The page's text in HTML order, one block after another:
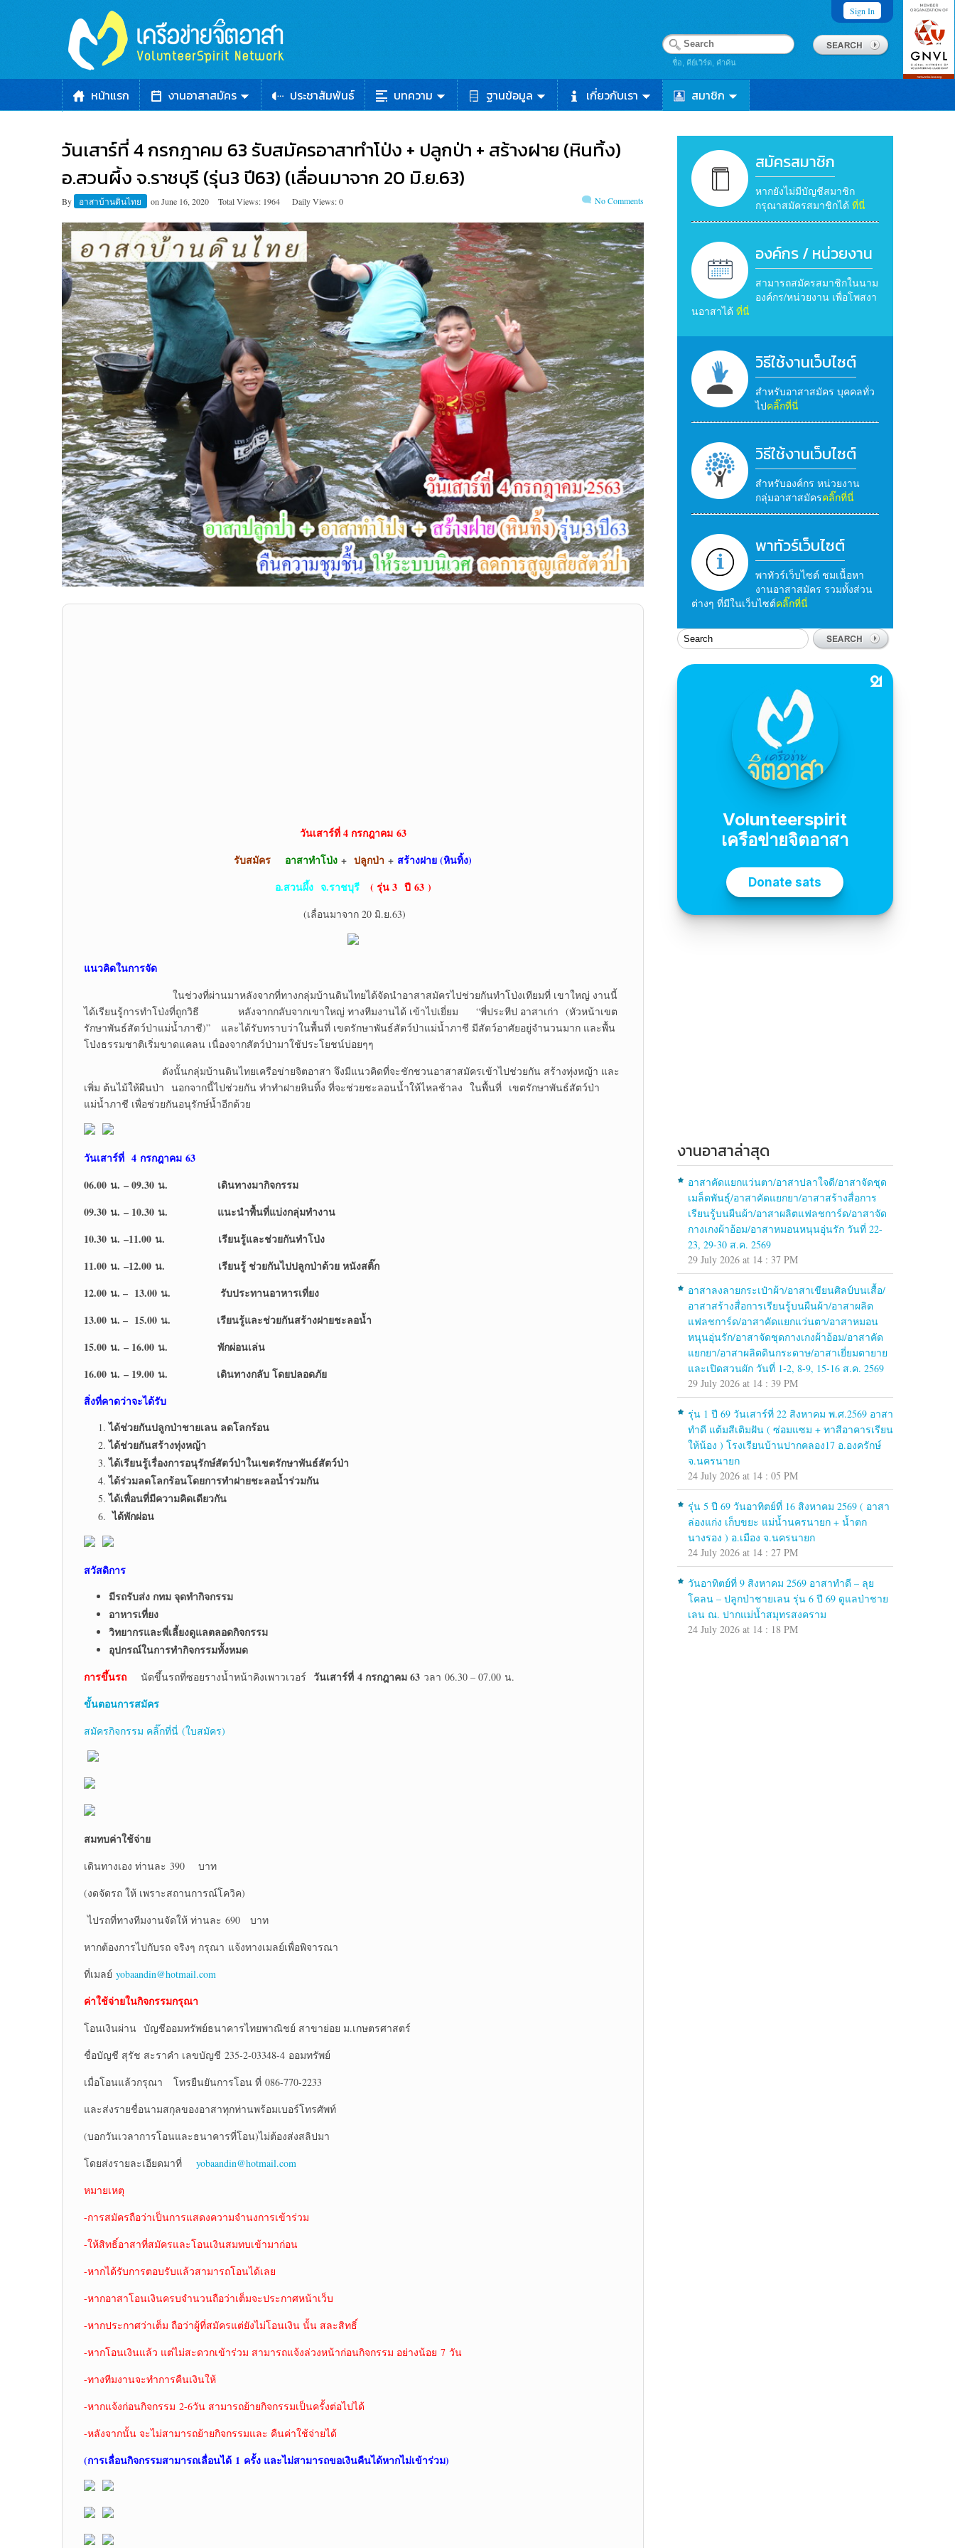
Sign In
ชื่อ, คีย์เวิร์ด, คำค้น
หน้าแรก งานอาสาสมัคร ประชาสัมพันธ์ บทความ ฐานข้อมูล เกี่ยวกับเรา สมาชิก
วันเสาร์ที่ 4 กรกฎาคม 63 รับสมัครอาสาทำโป่ง + ปลูกป่า + สร้างฝาย (หินทิ้ง)
อ.สวนผึ้ง จ.ราชบุรี (รุ่น3 ปี63) (เลื่อนมาจาก 20 มิ.ย.63)
By อาสาบ้านดินไทย on June 16, 2020 Total Views: 1964 Daily Views: 0 No Comments
วันเสาร์ที่ 4 กรกฎาคม63
รับสมัคร
อาสาทำโป่ง + ปลูกป่า + สร้างฝาย (หินทิ้ง)
อ.สวนผึ้งจ.ราชบุรี ( รุ่น 3 ปี 63 )
(เลื่อนมาจาก 20 มิ.ย.63)
แนวคิดในการจัด
ในช่วงที่ผ่านมาหลังจากที่ทางกลุ่มบ้านดินไทยได้จัดนำอาสาสมัครไปช่วยกันทำโป่งเทียมที่ เขาใหญ่ งานนี้
ได้เรียนรู้การทำโป่งที่ถูกวิธี หลังจากกลับจากเขาใหญ่ ทางทีมงานได้ เข้าไปเยี่ยม “พี่ประทีป อาสาเก่า (หัวหน้าเขต
รักษาพันธ์สัตว์ป่าแม่น้ำภาชี)” และได้รับทราบว่าในพื้นที่ เขตรักษาพันธ์สัตว์ป่าแม่น้ำภาชี มีสัตว์อาศัยอยู่จำนวนมาก และพื้น
โป่งธรรมชาติเริ่มขาดแคลน เนื่องจากสัตว์ป่ามาใช้ประโยชน์บ่อยๆๆ
ดังนั้นกลุ่มบ้านดินไทยเครือข่ายจิตอาสา จึงมีแนวคิดที่จะชักชวนอาสาสมัครเข้าไปช่วยกัน สร้างทุ่งหญ้า และ
เพิ่ม ต้นไม้ให้ผืนป่า นอกจากนี้ไปช่วยกัน ทำทำฝายหินทิ้ง ที่จะช่วยชะลอนน้ำให้ไหลช้าลง ในพื้นที่ เขตรักษาพันธ์สัตว์ป่า
แม่น้ำภาชี เพื่อช่วยกันอนุรักษ์น้ำอีกด้วย
วันเสาร์ที่ 4 กรกฎาคม 63
06.00 น. – 09.30 น. เดินทางมากิจกรรม
09.30 น. – 10.30 น. แนะนำพื้นที่แบ่งกลุ่มทำงาน
10.30 น. –11.00 น. เรียนรู้และช่วยกันทำโป่ง
11.00 น. –12.00 น. เรียนรู้ ช่วยกันไปปลูกป่าด้วย หนังสติ๊ก
12.00 น. – 13.00 น. รับประทานอาหารเที่ยง
13.00 น. – 15.00 น. เรียนรู้และช่วยกันสร้างฝายชะลอน้ำ
15.00 น. – 16.00 น. พักผ่อนเล่น
16.00 น. – 19.00 น. เดินทางกลับ โดยปลอดภัย
สิ่งที่คาดว่าจะได้รับ
ได้ช่วยกันปลูกป่าชายเลน ลดโลกร้อน
ได้ช่วยกันสร้างทุ่งหญ้า
ได้เรียนรู้เรื่องการอนุรักษ์สัตว์ป่าในเขตรักษาพันธ์สัตว์ป่า
ได้ร่วมลดโลกร้อนโดยการทำฝายชะลอน้ำร่วมกัน
ได้เพื่อนที่มีความคิดเดียวกัน
ได้พักผ่อน
สวัสดิการ
มีรถรับส่ง กทม จุดทำกิจกรรม
อาหารเที่ยง
วิทยากรและพี่เลี้ยงดูแลตลอดกิจกรรม
อุปกรณ์ในการทำกิจกรรมทั้งหมด
การขึ้นรถ
นัดขึ้นรถที่ซอยรางน้ำหน้าคิงเพาวเวอร์ วันเสาร์ที่ 4 กรกฎาคม 63 วลา 06.30 – 07.00 น.
ขั้นตอนการสมัคร
สมัครกิจกรรม คลิ๊กที่นี่ (ใบสมัคร)
สมทบค่าใช้จ่าย
เดินทางเอง ท่านละ 390 บาท
(งดจัดรถ ให้ เพราะสถานการณ์โควิค)
ไปรถที่ทางทีมงานจัดให้ ท่านละ 690 บาท
หากต้องการไปกับรถ จริงๆ กรุณา แจ้งทางเมลย์เพื่อพิจารณา
ที่เมลย์ yobaandin@hotmail.com
ค่าใช้จ่ายในกิจกรรมกรุณา
โอนเงินผ่าน บัญชีออมทรัพย์ธนาคารไทยพาณิชย์ สาขาย่อย ม.เกษตรศาสตร์
ชื่อบัญชี สุรัช สะราคำ เลขบัญชี 235-2-03348-4 ออมทรัพย์
เมื่อโอนแล้วกรุณา โทรยืนยันการโอน ที่ 086-770-2233
และส่งรายชื่อนามสกุลของอาสาทุกท่านพร้อมเบอร์โทรศัพท์
(บอกวันเวลาการโอนและธนาคารที่โอน)ไม่ต้องส่งสลิปมา
โดยส่งรายละเอียดมาที่
yobaandin@hotmail.com
หมายเหตุ
-การสมัครถือว่าเป็นการแสดงความจำนงการเข้าร่วม
-ให้สิทธิ์อาสาที่สมัครและโอนเงินสมทบเข้ามาก่อน
-หากได้รับการตอบรับแล้วสามารถโอนได้เลย
-หากอาสาโอนเงินครบจำนวนถือว่าเต็มจะประกาศหน้าเว็บ
-หากประกาศว่าเต็ม ถือว่าผู้ที่สมัครแต่ยังไม่โอนเงิน นั้น สละสิทธิ์
-หากโอนเงินแล้ว แต่ไม่สะดวกเข้าร่วม สามารถแจ้งล่วงหน้าก่อนกิจกรรม อย่างน้อย 7 วัน
-ทางทีมงานจะทำการคืนเงินให้
-หากแจ้งก่อนกิจกรรม 2-6วัน สามารถย้ายกิจกรรมเป็นครั้งต่อไปได้
-หลังจากนั้น จะไม่สามารถย้ายกิจกรรมและ คืนค่าใช้จ่ายได้
(การเลื่อนกิจกรรมสามารถเลื่อนได้ 1 ครั้ง และไม่สามารถขอเงินคืนได้หากไม่เข้าร่วม)
สมัครสมาชิก
หากยังไม่มีบัญชีสมาชิก
กรุณาสมัครสมาชิกได้ ที่นี่
องค์กร / หน่วยงาน
สามารถสมัครสมาชิกในนาม
องค์กร/หน่วยงาน เพื่อโพสงา
นอาสาได้ ที่นี่
วิธีใช้งานเว็บไซต์
สำหรับอาสาสมัคร บุคคลทั่ว
ไปคลิ๊กที่นี่
วิธีใช้งานเว็บไซต์
สำหรับองค์กร หน่วยงาน
กลุ่มอาสาสมัครคลิ๊กที่นี่
พาทัวร์เว็บไซต์
พาทัวร์เว็บไซต์ ชมเนื้อหา
งานอาสาสมัคร รวมทั้งส่วน
ต่างๆ ที่มีในเว็บไซต์คลิ๊กที่นี่
งานอาสาล่าสุด
อาสาคัดแยกแว่นตา/อาสาปลาใจดี/อาสาจัดชุด
เมล็ดพันธุ์/อาสาคัดแยกยา/อาสาสร้างสื่อการ
เรียนรู้บนผืนผ้า/อาสาผลิตแฟลชการ์ด/อาสาจัด
กางเกงผ้าอ้อม/อาสาหมอนหนุนอุ่นรัก วันที่ 22-
23, 29-30 ส.ค. 2569
29 July 2026 at 14 : 37 PM
อาสาลงลายกระเป๋าผ้า/อาสาเขียนศิลป์บนเสื้อ/
อาสาสร้างสื่อการเรียนรู้บนผืนผ้า/อาสาผลิต
แฟลชการ์ด/อาสาคัดแยกแว่นตา/อาสาหมอน
หนุนอุ่นรัก/อาสาจัดชุดกางเกงผ้าอ้อม/อาสาคัด
แยกยา/อาสาผลิตดินกระดาษ/อาสาเยี่ยมตายาย
และเปิดสวนผัก วันที่ 1-2, 8-9, 15-16 ส.ค. 2569
29 July 2026 at 14 : 39 PM
รุ่น 1 ปี 69 วันเสาร์ที่ 22 สิงหาคม พ.ศ.2569 อาสา
ทำดี แต้มสีเติมฝัน ( ซ่อมแซม + ทาสีอาคารเรียน
ให้น้อง ) โรงเรียนบ้านปากคลอง17 อ.องครักษ์
จ.นครนายก
24 July 2026 at 14 : 05 PM
รุ่น 5 ปี 69 วันอาทิตย์ที่ 16 สิงหาคม 2569 ( อาสา
ล่องแก่ง เก็บขยะ แม่น้ำนครนายก + น้ำตก
นางรอง ) อ.เมือง จ.นครนายก
24 July 2026 at 14 : 27 PM
วันอาทิตย์ที่ 9 สิงหาคม 2569 อาสาทำดี – ลุย
โคลน – ปลูกป่าชายเลน รุ่น 6 ปี 69 ดูแลป่าชาย
เลน ณ. ปากแม่น้ำสมุทรสงคราม
24 July 2026 at 14 : 18 PM